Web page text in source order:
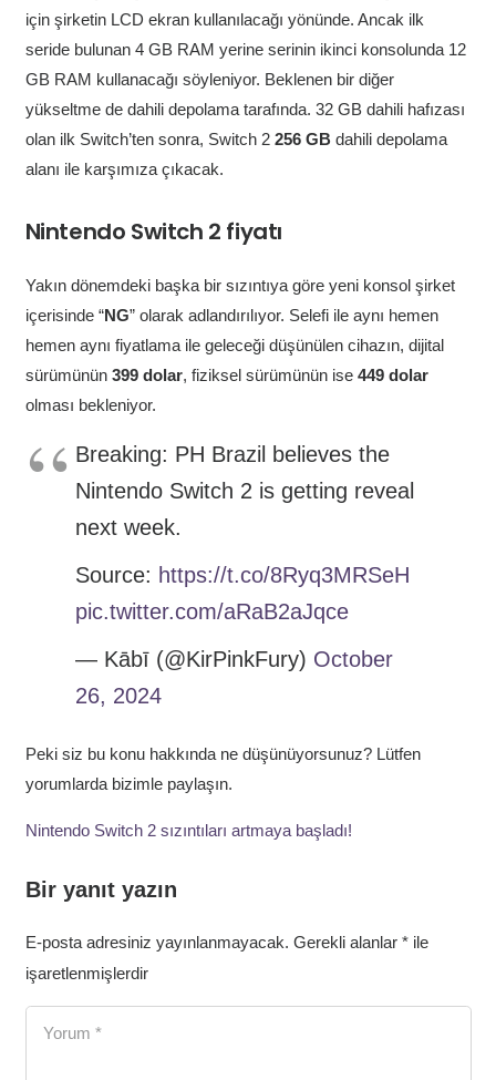
için şirketin LCD ekran kullanılacağı yönünde. Ancak ilk
seride bulunan 4 GB RAM yerine serinin ikinci konsolunda 12
GB RAM kullanacağı söyleniyor. Beklenen bir diğer
yükseltme de dahili depolama tarafında. 32 GB dahili hafızası
olan ilk Switch’ten sonra, Switch 2 256 GBdahili depolama
alanı ile karşımıza çıkacak.
Nintendo Switch 2 fiyatı
Yakın dönemdeki başka bir sızıntıya göre yeni konsol şirket
içerisinde “NG” olarak adlandırılıyor. Selefi ile aynı hemen
hemen aynı fiyatlama ile geleceği düşünülen cihazın, dijital
sürümünün 399 dolar, fiziksel sürümünün ise 449 dolar
olması bekleniyor.
Breaking: PH Brazil believes the
Nintendo Switch 2 is getting reveal
next week.
Source: https://t.co/8Ryq3MRSeH
pic.twitter.com/aRaB2aJqce
— Kābī (@KirPinkFury) October
26, 2024
Peki siz bu konu hakkında ne düşünüyorsunuz? Lütfen
yorumlarda bizimle paylaşın.
Nintendo Switch 2 sızıntıları artmaya başladı!
Bir yanıt yazın
E-posta adresiniz yayınlanmayacak. Gerekli alanlar *ile
işaretlenmişlerdir